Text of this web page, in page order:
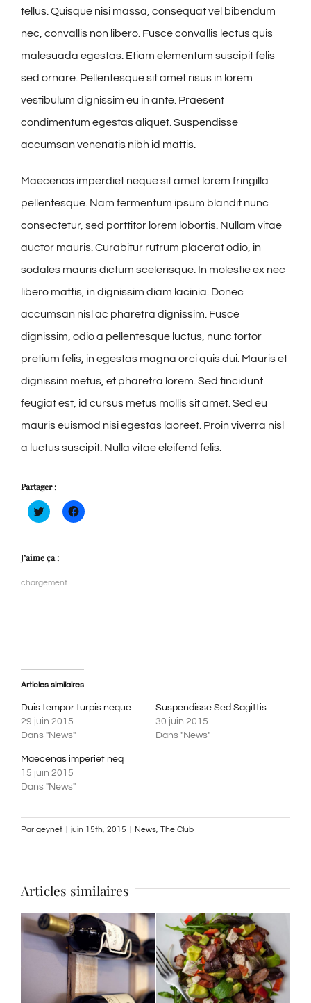
tellus. Quisque nisi massa, consequat vel bibendum
nec, convallis non libero. Fusce convallis lectus quis
malesuada egestas. Etiam elementum suscipit felis
sed ornare. Pellentesque sit amet risus in lorem
vestibulum dignissim eu in ante. Praesent
condimentum egestas aliquet. Suspendisse
accumsan venenatis nibh id mattis.
Maecenas imperdiet neque sit amet lorem fringilla
pellentesque. Nam fermentum ipsum blandit nunc
consectetur, sed porttitor lorem lobortis. Nullam vitae
auctor mauris. Curabitur rutrum placerat odio, in
sodales mauris dictum scelerisque. In molestie ex nec
libero mattis, in dignissim diam lacinia. Donec
accumsan nisl ac pharetra dignissim. Fusce
dignissim, odio a pellentesque luctus, nunc tortor
pretium felis, in egestas magna orci quis dui. Mauris et
dignissim metus, et pharetra lorem. Sed tincidunt
feugiat est, id cursus metus mollis sit amet. Sed eu
mauris euismod nisi egestas laoreet. Proin viverra nisl
a luctus suscipit. Nulla vitae eleifend felis.
Partager :
Cliquez
pour
Twitter(ouvre
dans
une
fenêtre)
Cliquez
pour
J’aime ça :
chargement…
Articles similaires
Duis tempor turpis neque
29 juin 2015
Dans "News"
Suspendisse Sed Sagittis
30 juin 2015
Dans "News"
Maecenas imperiet neq
15 juin 2015
Dans "News"
Par geynet juin 15th, 2015 News, The Club
Articles similaires